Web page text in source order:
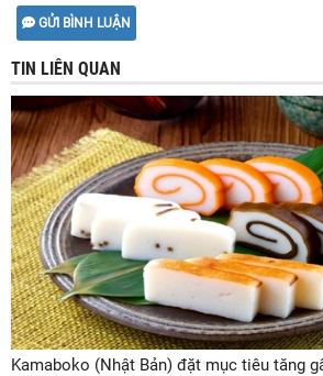
GỬI BÌNH LUẬN
TIN LIÊN QUAN
Kamaboko (Nhật Bản) đặt mục tiêu tăng